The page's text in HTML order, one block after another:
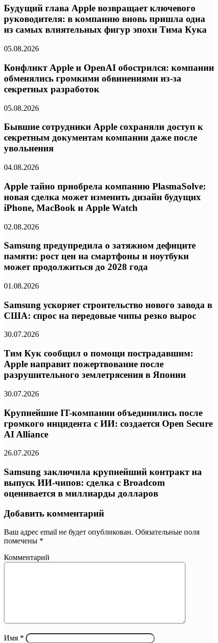
Будущий глава Apple возвращает ключевого
руководителя: в компанию вновь пришла одна
из самых влиятельных фигур эпохи Тима Кука
05.08.2026
Конфликт Apple и OpenAI обострился: компании
обменялись громкими обвинениями из-за
секретных разработок
05.08.2026
Бывшие сотрудники Apple сохраняли доступ к
секретным документам компании даже после
увольнения
04.08.2026
Apple тайно приобрела компанию PlasmaSolve:
новая сделка может изменить дизайн будущих
iPhone, MacBook и Apple Watch
02.08.2026
Samsung предупредила о затяжном дефиците
памяти: рост цен на смартфоны и ноутбуки
может продолжиться до 2028 года
01.08.2026
Samsung ускоряет строительство нового завода в
США: спрос на передовые чипы резко вырос
30.07.2026
Тим Кук сообщил о помощи пострадавшим:
Apple направит пожертвование после
разрушительного землетрясения в Японии
30.07.2026
Крупнейшие IT-компании объединились после
громкого инцидента с ИИ: создается Open Secure
AI Alliance
26.07.2026
Samsung заключила крупнейший контракт на
выпуск ИИ-чипов: сделка с Broadcom
оценивается в миллиарды долларов
Добавить комментарий
Ваш адрес email не будет опубликован. Обязательные поля
помечены *
Комментарий
Имя *